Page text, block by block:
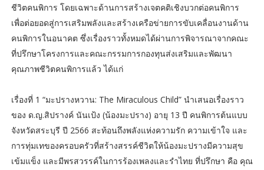
ชีวิตคนพิการ โดยเฉพาะด้านการสร้างเจตคติเชิงบวกต่อคนพิการ
เพื่อต่อยอดสู่การเสริมพลังและสร้างเครือข่ายการขับเคลื่อนงานด้าน
คนพิการในอนาคต ซึ่งเรื่องราวทั้งหมดได้ผ่านการพิจารณาจากคณะ
ที่ปรึกษาโครงการและคณะกรรมการกองทุนส่งเสริมและพัฒนา
คุณภาพชีวิตคนพิการแล้ว ได้แก่
เรื่องที่ 1 “มะปรางหวาน: The Miraculous Child” นำเสนอเรื่องราว
ของ ด.ญ.สิปรางค์ นันเป้ง (น้องมะปราง) อายุ 13 ปี คนพิการต้นแบบ
จังหวัดสระบุรี ปี 2566 สะท้อนถึงพลังแห่งความรัก ความเข้าใจ และ
การทุ่มเทของครอบครัวที่สร้างสรรค์ชีวิตให้น้องมะปรางมีความสุข
เข้มแข็ง และมีพรสวรรค์ในการร้องเพลงและรำไทย ที่ปรึกษา คือ คุณ